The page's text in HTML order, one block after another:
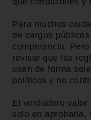
Para muchos
de cargos
competencia.
revisar que las
usen de forma
políticos y no
El verdadero
solo en aprobarla,